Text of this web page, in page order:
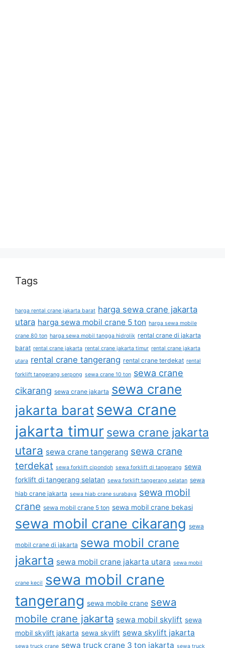
Tags
harga rental crane jakarta barat harga sewa crane jakarta
utara harga sewa mobil crane 5 ton harga sewa mobile
crane 80 ton harga sewa mobil tangga hidrolik rental crane di jakarta
barat rental crane jakarta rental crane jakarta timur rental crane jakarta
utara rental crane tangerang rental crane terdekat rental
forklift tangerang serpong sewa crane 10 ton sewa crane
cikarang sewa crane jakarta sewa crane
jakarta barat sewa crane
jakarta timur sewa crane jakarta
utara sewa crane tangerang sewa crane
terdekat sewa forklift cipondoh sewa forklift di tangerang sewa
forklift di tangerang selatan sewa forklift tangerang selatan sewa
hiab crane jakarta sewa hiab crane surabaya sewa mobil
crane sewa mobil crane 5 ton sewa mobil crane bekasi
sewa mobil crane cikarang sewa
mobil crane di jakarta sewa mobil crane
jakarta sewa mobil crane jakarta utara sewa mobil
crane kecil sewa mobil crane
tangerang sewa mobile crane sewa
mobile crane jakarta sewa mobil skylift sewa
mobil skylift jakarta sewa skylift sewa skylift jakarta
sewa truck crane sewa truck crane 3 ton jakarta sewa truck